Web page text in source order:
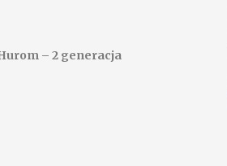
– 2 generacja